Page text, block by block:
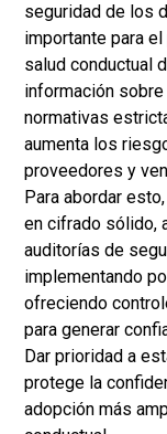
seguridad de los
importante para
salud conductual
información
normativas
aumenta los
proveedores y
Para abordar
en cifrado sólido,
auditorías de
implementando
ofreciendo
para generar
Dar prioridad a
protege la
adopción más